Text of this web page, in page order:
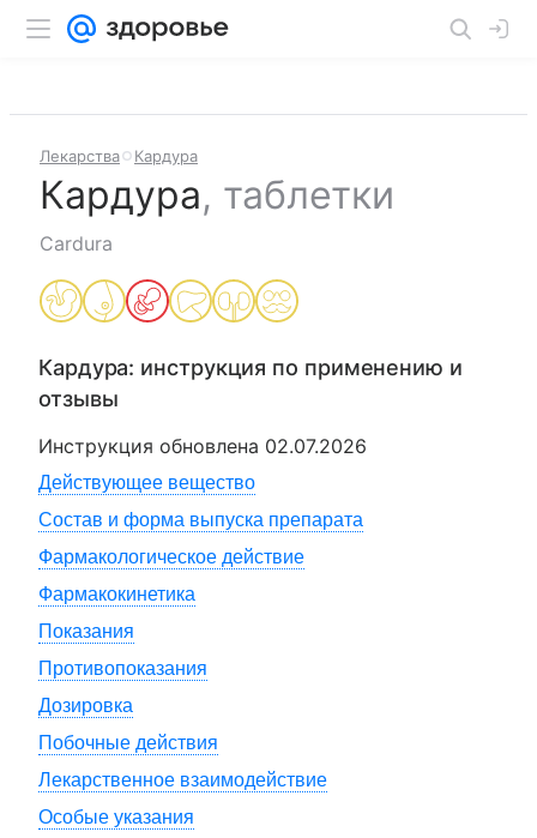
Лекарства Кардура
Кардура, таблетки
Cardura
Кардура: инструкция по применению и
отзывы
Инструкция обновлена 02.07.2026
Действующее вещество
Состав и форма выпуска препарата
Фармакологическое действие
Фармакокинетика
Показания
Противопоказания
Дозировка
Побочные действия
Лекарственное взаимодействие
Особые указания